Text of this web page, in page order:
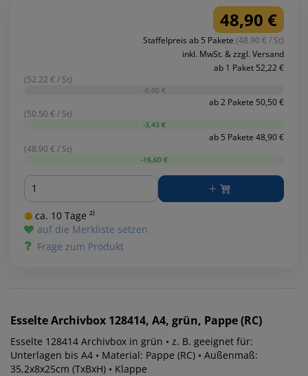
48,90 €
Staffelpreis ab 5 Pakete (48.90 € / St)
inkl. MwSt. & zzgl. Versand
ab 1 Paket 52,22 €
(52.22 € / St)
-0,00 €
ab 2 Pakete 50,50 €
(50.50 € / St)
-3,43 €
ab 5 Pakete 48,90 €
(48.90 € / St)
-16,60 €
Menge
ca. 10 Tage ²⁾
auf die Merkliste setzen
Frage zum Produkt
EsselteArchivbox 128414, A4, grün, Pappe (RC)
Esselte 128414 Archivbox in grün • z. B. geeignet für:
Unterlagen bis A4 • Material: Pappe (RC) • Außenmaß:
35,2x8x25cm (TxBxH) • Klappe